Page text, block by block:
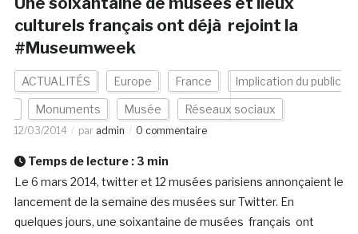
culturels français ont déjà rejoint la
#Museumweek
ACTUALITÉS Europe France Implication du public
Monuments Musée Réseaux sociaux
12/03/2014 par admin 0 commentaire
Temps de lecture : 3 min
Le 6 mars 2014, twitter et 12 musées parisiens annonçaient le
lancement de la semaine des musées sur Twitter. En
quelques jours, une soixantaine de musées français ont